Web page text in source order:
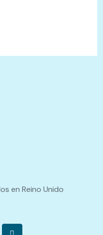
en Reino Unido